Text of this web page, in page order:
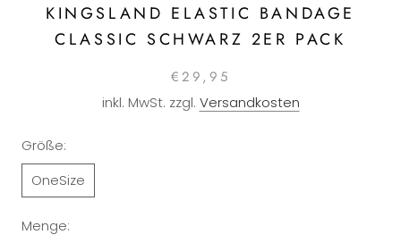
KINGSLAND ELASTIC BANDAGE
CLASSIC SCHWARZ 2ER PACK
€29,95
inkl. MwSt. zzgl. Versandkosten
Größe:
OneSize
Menge: